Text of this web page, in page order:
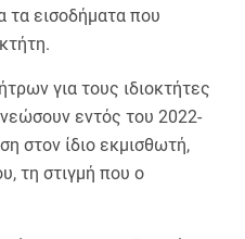
τα εισοδήματα που
για τους ιδιοκτήτες
εντός του 2022-
στον ίδιο εκμισθωτή,
τη στιγμή που ο